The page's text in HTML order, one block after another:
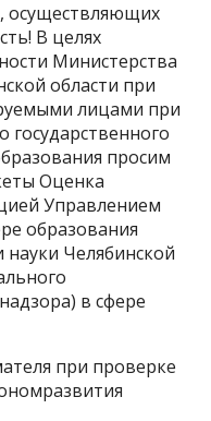
осуществляющих
В целях
Министерства
области при
лицами при
государственного
просим
Оценка
Управлением
образования
Челябинской
в сфере
при проверке